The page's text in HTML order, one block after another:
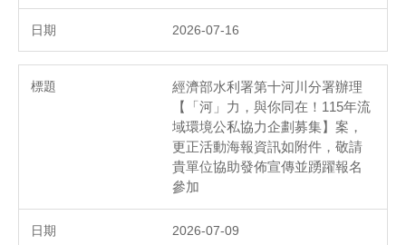
2026-07-16
經濟部水利署第十河川分署辦理
【「河」力，與你同在！115年流
域環境公私協力企劃募集】案，
更正活動海報資訊如附件，敬請
貴單位協助發佈宣傳並踴躍報名
參加
2026-07-09